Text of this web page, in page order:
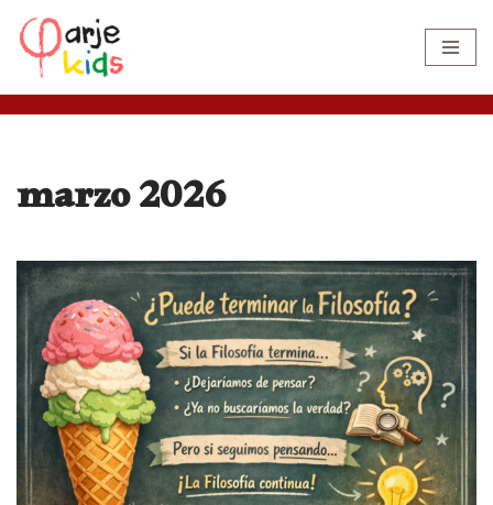
Saltar
contenido
marzo 2026